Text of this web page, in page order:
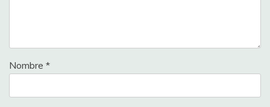
Nombre *